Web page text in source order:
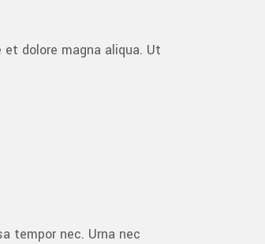
dolore magna aliqua. Ut
tempor nec. Urna nec